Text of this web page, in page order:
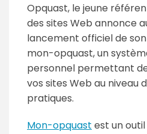
Opquast, le jeune
des sites Web annonce
lancement officiel de
mon-opquast, un
personnel permettant
vos sites Web au niveau
pratiques.
Mon-opquast est un